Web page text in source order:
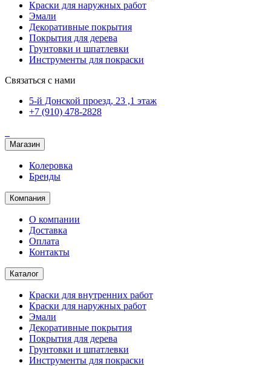
Краски для наружных работ
Эмали
Декоративные покрытия
Покрытия для дерева
Грунтовки и шпатлевки
Инструменты для покраски
Связаться с нами
5-й Донской проезд, 23 ,1 этаж
+7 (910) 478-2828
Магазин
Колеровка
Бренды
Компания
О компании
Доставка
Оплата
Контакты
Каталог
Краски для внутренних работ
Краски для наружных работ
Эмали
Декоративные покрытия
Покрытия для дерева
Грунтовки и шпатлевки
Инструменты для покраски